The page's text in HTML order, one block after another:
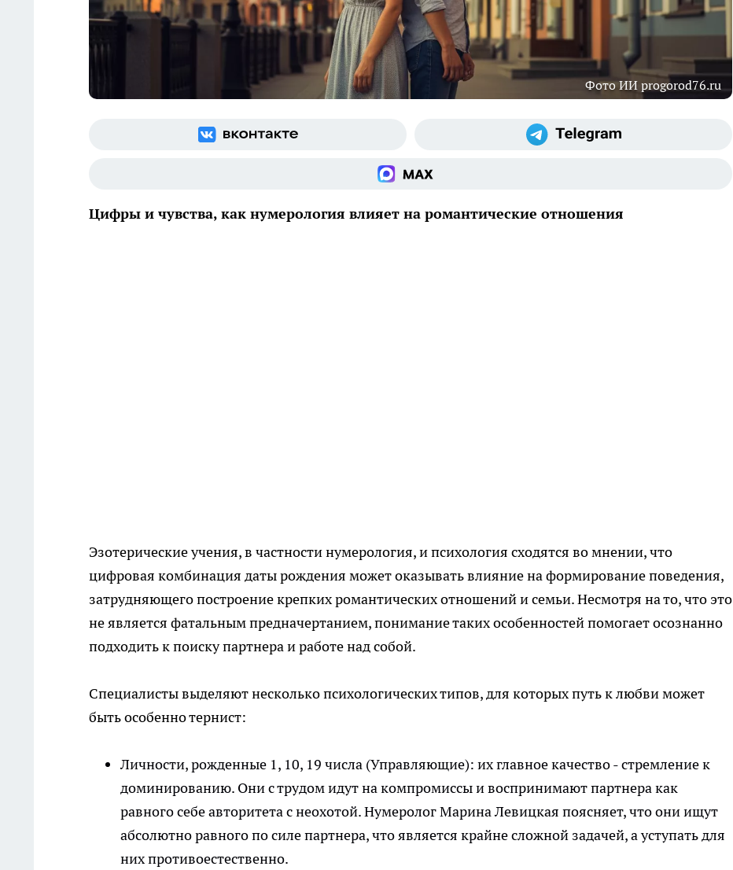
Фото ИИ progorod76.ru
Цифры и чувства, как нумерология влияет на романтические отношения
Эзотерические учения, в частности нумерология, и психология сходятся во мнении, что
цифровая комбинация даты рождения может оказывать влияние на формирование поведения,
затрудняющего построение крепких романтических отношений и семьи. Несмотря на то, что это
не является фатальным предначертанием, понимание таких особенностей помогает осознанно
подходить к поиску партнера и работе над собой.
Специалисты выделяют несколько психологических типов, для которых путь к любви может
быть особенно тернист:
Личности, рожденные 1, 10, 19 числа (Управляющие): их главное качество - стремление к
доминированию. Они с трудом идут на компромиссы и воспринимают партнера как
равного себе авторитета с неохотой. Нумеролог Марина Левицкая поясняет, что они ищут
абсолютно равного по силе партнера, что является крайне сложной задачей, а уступать для
них противоестественно.